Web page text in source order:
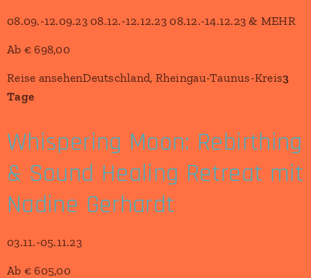
08.09.-12.09.23 08.12.-12.12.23 08.12.-14.12.23 & MEHR
Ab € 698,00
Reise ansehenDeutschland, Rheingau-Taunus-Kreis3
Tage
Whispering Moon: Rebirthing
& Sound Healing Retreat mit
Nadine Gerhardt
03.11.-05.11.23
Ab € 605,00